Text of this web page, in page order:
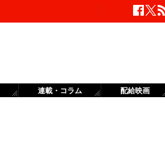
連載・コラム 配給映画